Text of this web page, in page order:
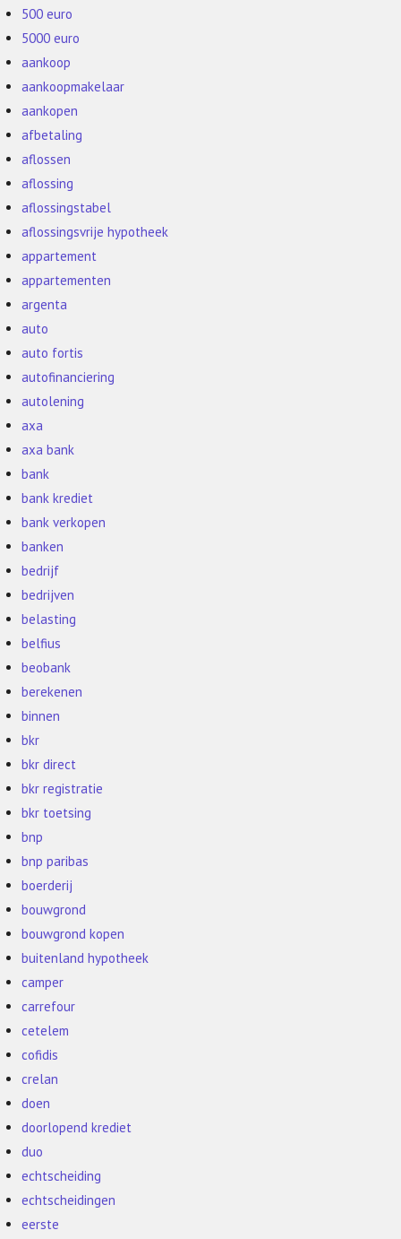
500 euro
5000 euro
aankoop
aankoopmakelaar
aankopen
afbetaling
aflossen
aflossing
aflossingstabel
aflossingsvrije hypotheek
appartement
appartementen
argenta
auto
auto fortis
autofinanciering
autolening
axa
axa bank
bank
bank krediet
bank verkopen
banken
bedrijf
bedrijven
belasting
belfius
beobank
berekenen
binnen
bkr
bkr direct
bkr registratie
bkr toetsing
bnp
bnp paribas
boerderij
bouwgrond
bouwgrond kopen
buitenland hypotheek
camper
carrefour
cetelem
cofidis
crelan
doen
doorlopend krediet
duo
echtscheiding
echtscheidingen
eerste